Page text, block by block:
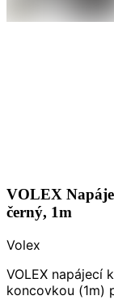
VOLEX
černý, 1m
Volex
VOLEX napájecí
koncovkou (1m)